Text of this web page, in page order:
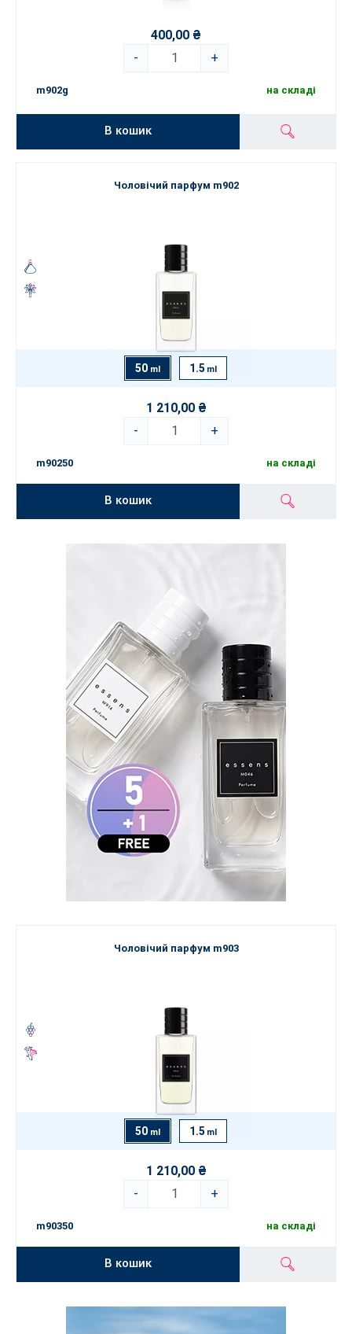
400,00 ₴
-
+
m902g на складі
В кошик
Чоловічий парфум m902
50 ml 1.5 ml
1 210,00 ₴
-
+
m90250 на складі
В кошик
Чоловічий парфум m903
50 ml 1.5 ml
1 210,00 ₴
-
+
m90350 на складі
В кошик